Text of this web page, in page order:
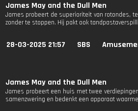
James May and the Dull Men
James probeert de superioriteit van rotondes,
zonder te stoppen. Hij pakt ook
28-03-2025 21:57 SBS
James May and the Dull Men
James probeert een huis met twee
samenzwering en bedenkt een apparaat